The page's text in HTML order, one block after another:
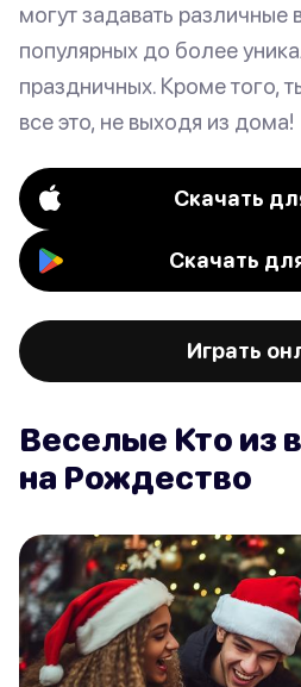
могут задавать различные
популярных до более
праздничных. Кроме того,
все это, не выходя из дома!
Скачать
Скачать
Играть
Веселые Кто из
на Рождество